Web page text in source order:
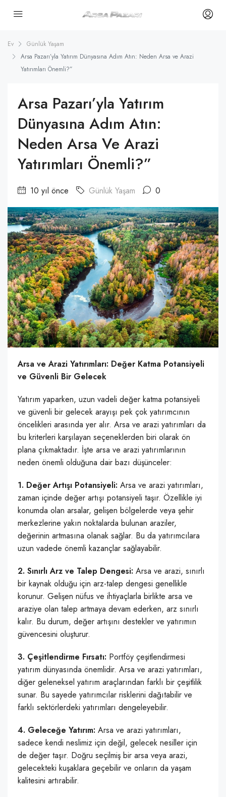
Ev
Günlük Yaşam
Arsa Pazarı’yla Yatırım Dünyasına Adım Atın: Neden Arsa ve Arazi
Yatırımları Önemli?”
Arsa Pazarı’yla Yatırım
Dünyasına Adım Atın:
Neden Arsa Ve Arazi
Yatırımları Önemli?”
10 yıl önce Günlük Yaşam 0
Arsa ve Arazi Yatırımları: Değer Katma Potansiyeli
ve Güvenli Bir Gelecek
Yatırım yaparken, uzun vadeli değer katma potansiyeli
ve güvenli bir gelecek arayışı pek çok yatırımcının
öncelikleri arasında yer alır. Arsa ve arazi yatırımları da
bu kriterleri karşılayan seçeneklerden biri olarak ön
plana çıkmaktadır. İşte arsa ve arazi yatırımlarının
neden önemli olduğuna dair bazı düşünceler:
1. Değer Artışı Potansiyeli: Arsa ve arazi yatırımları,
zaman içinde değer artışı potansiyeli taşır. Özellikle iyi
konumda olan arsalar, gelişen bölgelerde veya şehir
merkezlerine yakın noktalarda bulunan araziler,
değerinin artmasına olanak sağlar. Bu da yatırımcılara
uzun vadede önemli kazançlar sağlayabilir.
2. Sınırlı Arz ve Talep Dengesi: Arsa ve arazi, sınırlı
bir kaynak olduğu için arz-talep dengesi genellikle
korunur. Gelişen nüfus ve ihtiyaçlarla birlikte arsa ve
araziye olan talep artmaya devam ederken, arz sınırlı
kalır. Bu durum, değer artışını destekler ve yatırımın
güvencesini oluşturur.
3. Çeşitlendirme Fırsatı: Portföy çeşitlendirmesi
yatırım dünyasında önemlidir. Arsa ve arazi yatırımları,
diğer geleneksel yatırım araçlarından farklı bir çeşitlilik
sunar. Bu sayede yatırımcılar risklerini dağıtabilir ve
farklı sektörlerdeki yatırımları dengeleyebilir.
4. Geleceğe Yatırım: Arsa ve arazi yatırımları,
sadece kendi neslimiz için değil, gelecek nesiller için
de değer taşır. Doğru seçilmiş bir arsa veya arazi,
gelecekteki kuşaklara geçebilir ve onların da yaşam
kalitesini artırabilir.